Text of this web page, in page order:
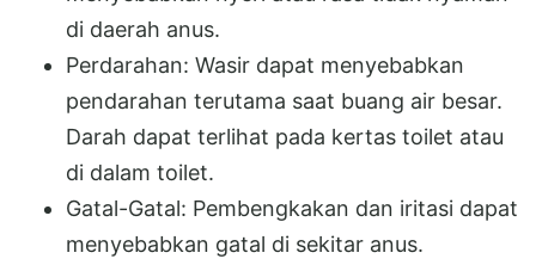
di daerah anus.
Perdarahan: Wasir dapat menyebabkan
pendarahan terutama saat buang air besar.
Darah dapat terlihat pada kertas toilet atau
di dalam toilet.
Gatal-Gatal: Pembengkakan dan iritasi dapat
menyebabkan gatal di sekitar anus.